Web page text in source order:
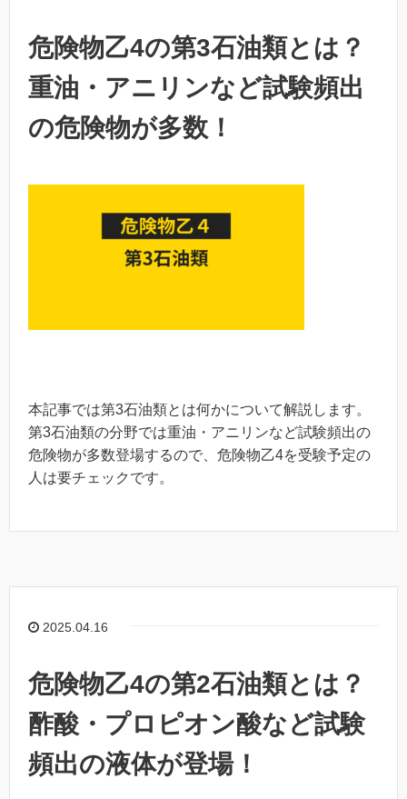
危険物乙4の第3石油類とは？
重油・アニリンなど試験頻出
の危険物が多数！
本記事では第3石油類とは何かについて解説します。
第3石油類の分野では重油・アニリンなど試験頻出の
危険物が多数登場するので、危険物乙4を受験予定の
人は要チェックです。
2025.04.16
危険物乙4の第2石油類とは？
酢酸・プロピオン酸など試験
頻出の液体が登場！